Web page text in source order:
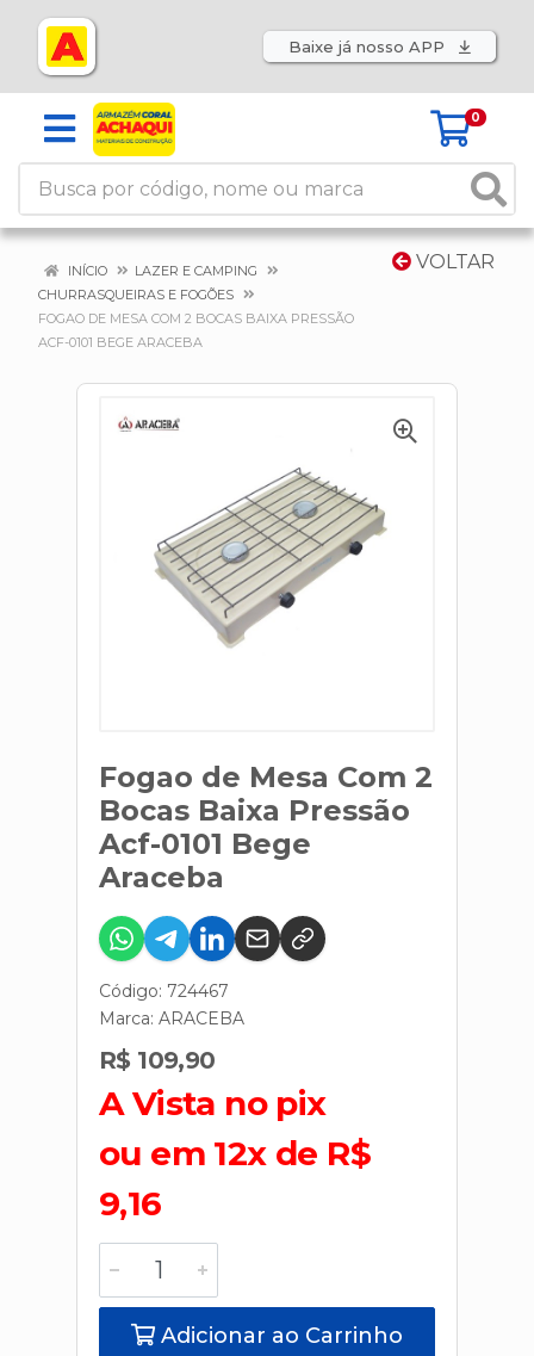
Baixe já nosso APP
0
VOLTAR
INÍCIO
LAZER E CAMPING
CHURRASQUEIRAS E FOGÕES
FOGAO DE MESA COM 2 BOCAS BAIXA PRESSÃO
ACF-0101 BEGE ARACEBA
Fogao de Mesa Com 2
Bocas Baixa Pressão
Acf-0101 Bege
Araceba
Código: 724467
Marca: ARACEBA
R$ 109,90
A Vista no pix
ou em 12x de R$
9,16
Adicionar ao Carrinho